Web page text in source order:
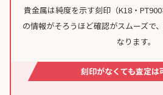
貴金属は純度を示す刻印（K18・
の情報がそろうほど確認がスムーズで
なります。
刻印がなくても査定は